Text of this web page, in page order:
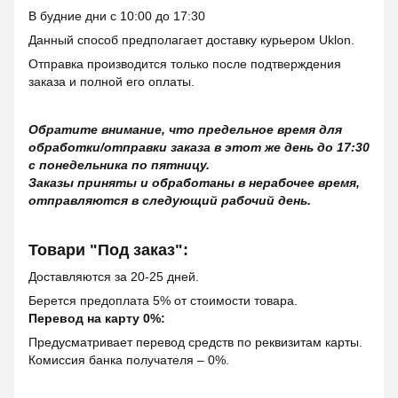
В будние дни с 10:00 до 17:30
Данный способ предполагает доставку курьером Uklon.
Отправка производится только после подтверждения
заказа и полной его оплаты.
Обратите внимание, что предельное время для
обработки/отправки заказа в этот же день до 17:30
с понедельника по пятницу.
Заказы приняты и обработаны в нерабочее время,
отправляются в следующий рабочий день.
Товари "Под заказ":
Доставляются за 20-25 дней.
Берется предоплата 5% от стоимости товара.
Перевод на карту 0%:
Предусматривает перевод средств по реквизитам карты.
Комиссия банка получателя – 0%.